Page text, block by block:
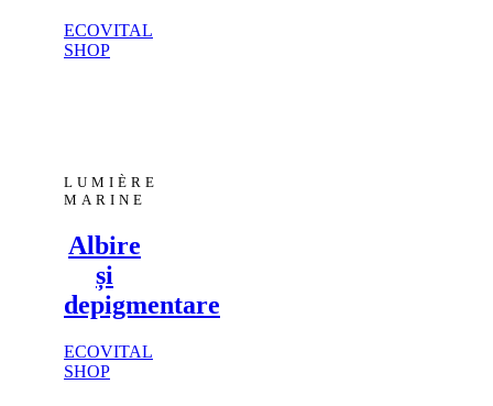
ECOVITAL
SHOP
LUMIÈRE
MARINE
Albire
și
depigmentare
ECOVITAL
SHOP